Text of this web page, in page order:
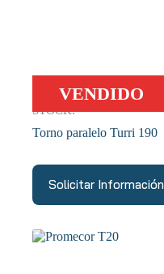
VENDIDO
STOCK:
Torno paralelo Turri 190
Solicitar Información